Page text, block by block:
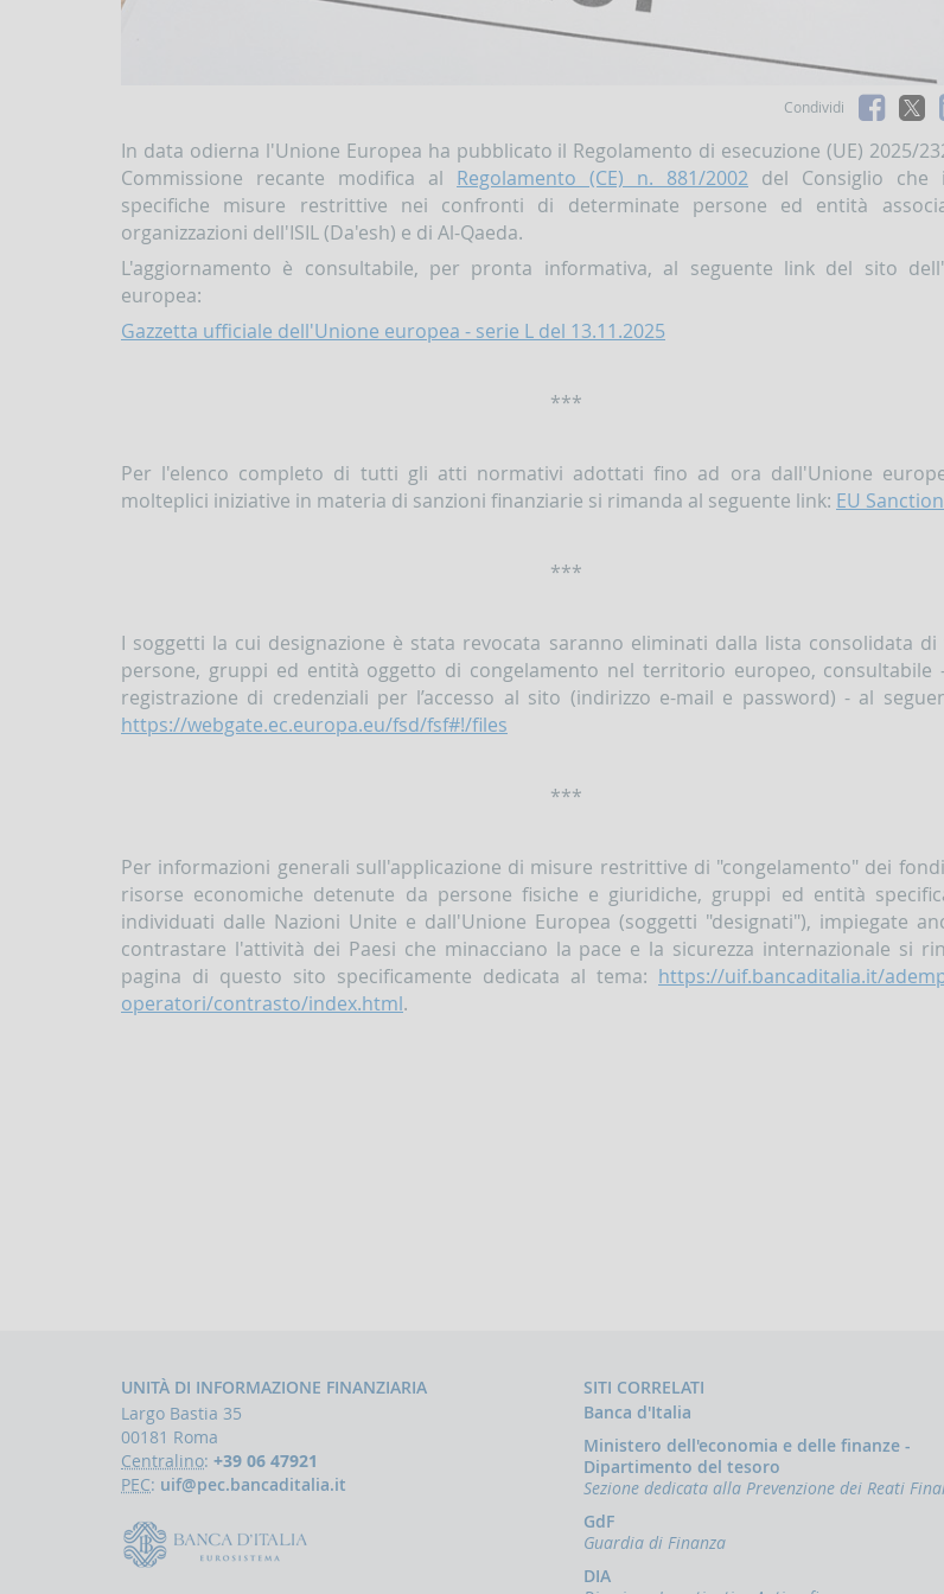
Condividi
X
In data odierna l'Unione Europea ha pubblicato il Regolamento di esecuzione (UE) 2025/
Commissione recante modifica al Regolamento (CE) n. 881/2002 del Consiglio che
specifiche misure restrittive nei confronti di determinate persone ed entità
organizzazioni dell'ISIL (Da'esh) e di Al-Qaeda.
L'aggiornamento è consultabile, per pronta informativa, al seguente link del sito
europea:
Gazzetta ufficiale dell'Unione europea - serie L del 13.11.2025
***
Per l'elenco completo di tutti gli atti normativi adottati fino ad ora dall'Unione
molteplici iniziative in materia di sanzioni finanziarie si rimanda al seguente link: EU
***
I soggetti la cui designazione è stata revocata saranno eliminati dalla lista consolidata
persone, gruppi ed entità oggetto di congelamento nel territorio europeo, consultabile
registrazione di credenziali per l’accesso al sito (indirizzo e-mail e password) - al
https://webgate.ec.europa.eu/fsd/fsf#!/files
***
Per informazioni generali sull'applicazione di misure restrittive di "congelamento" dei
risorse economiche detenute da persone fisiche e giuridiche, gruppi ed entità
individuati dalle Nazioni Unite e dall'Unione Europea (soggetti "designati"), impiegate
contrastare l'attività dei Paesi che minacciano la pace e la sicurezza internazionale si
pagina di questo sito specificamente dedicata al tema: https://uif.bancaditalia.it/
operatori/contrasto/index.html.
UNITÀ DI INFORMAZIONE FINANZIARIA
Largo Bastia 35
00181 Roma
Centralino: +39 06 47921
PEC: uif@pec.bancaditalia.it
SITI CORRELATI
Banca d'Italia
Ministero dell'economia e delle finanze -
Dipartimento del tesoro
Sezione dedicata alla Prevenzione dei Reati
GdF
Guardia di Finanza
DIA